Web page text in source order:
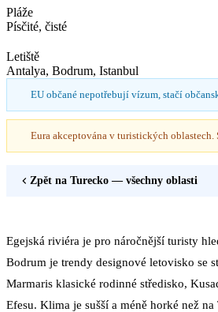
Pláže
Písčité, čisté
Letiště
Antalya, Bodrum, Istanbul
EU občané nepotřebují vízum, stačí
Eura akceptována v turistických oblastech.
Zpět na Turecko — všechny oblasti
Egejská riviéra je pro náročnější turisty
Bodrum je trendy designové letovisko se
Marmaris klasické rodinné středisko,
Efesu. Klima je sušší a méně horké než